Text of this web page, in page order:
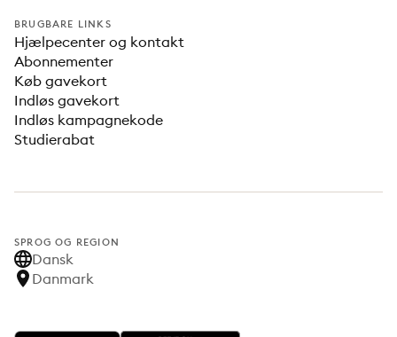
BRUGBARE LINKS
Hjælpecenter og kontakt
Abonnementer
Køb gavekort
Indløs gavekort
Indløs kampagnekode
Studierabat
SPROG OG REGION
Dansk
Danmark